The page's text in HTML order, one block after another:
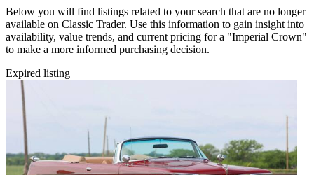
Below you will find listings related to your search that are no longer
available on Classic Trader. Use this information to gain insight into
availability, value trends, and current pricing for a "Imperial Crown"
to make a more informed purchasing decision.
Expired listing